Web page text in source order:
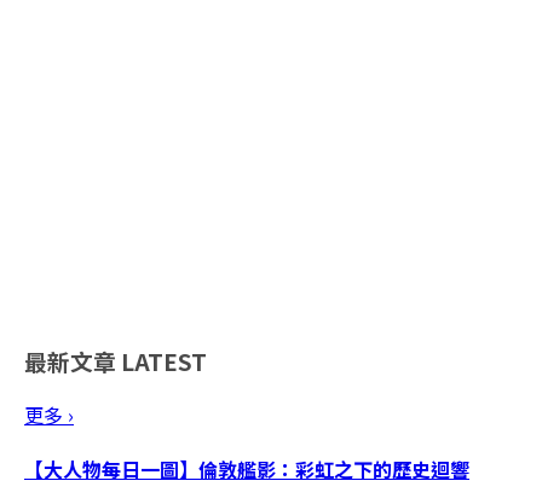
最新文章 LATEST
更多 ›
【大人物每日一圖】倫敦艦影：彩虹之下的歷史迴響